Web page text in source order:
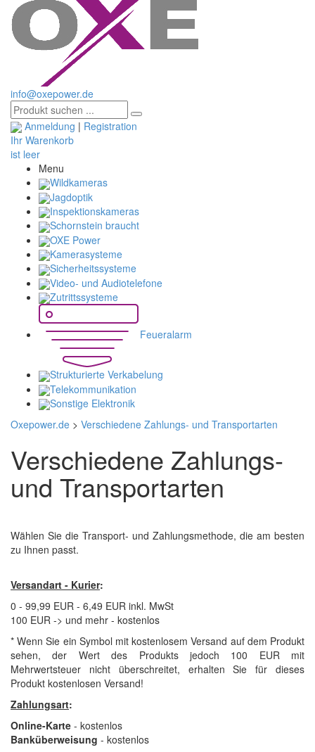
info@oxepower.de
Anmeldung | Registration
Ihr Warenkorb
ist leer
Menu
Wildkameras
Jagdoptik
Inspektionskameras
Schornstein braucht
OXE Power
Kamerasysteme
Sicherheitssysteme
Video- und Audiotelefone
Zutrittssysteme
Feueralarm
Strukturierte Verkabelung
Telekommunikation
Sonstige Elektronik
Oxepower.de > Verschiedene Zahlungs- und Transportarten
Verschiedene Zahlungs-
und Transportarten
Wählen Sie die Transport- und Zahlungsmethode, die am besten
zu Ihnen passt.
Versandart - Kurier:
0 - 99,99 EUR - 6,49 EUR inkl. MwSt
100 EUR -> und mehr - kostenlos
* Wenn Sie ein Symbol mit kostenlosem Versand auf dem Produkt
sehen, der Wert des Produkts jedoch 100 EUR mit
Mehrwertsteuer nicht überschreitet, erhalten Sie für dieses
Produkt kostenlosen Versand!
Zahlungsart:
Online-Karte - kostenlos
Banküberweisung - kostenlos